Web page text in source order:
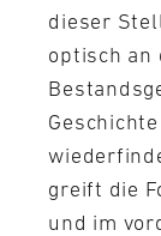
dieser
optisch an
greift die
und im